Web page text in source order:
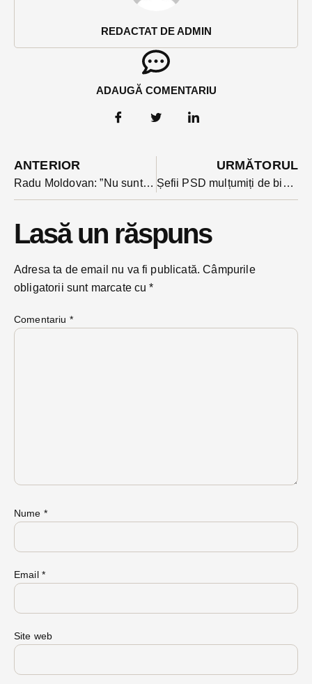
REDACTAT DE ADMIN
ADAUGĂ COMENTARIU
ANTERIOR
Radu Moldovan: ”Nu sunt dintre PSD-iștii extrem de supărați că România nu va avea un președinte cu carnet de partid la PSD
URMĂTORUL
Șefii PSD mulțumiți de bistrițeanul Daniel Suciu: l-au lăsat și în sesiunea asta lider de grup la deputați
Lasă un răspuns
Adresa ta de email nu va fi publicată. Câmpurile
obligatorii sunt marcate cu*
Comentariu *
Nume *
Email *
Site web